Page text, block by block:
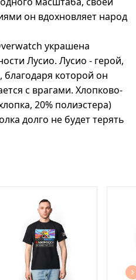
он вдохновляет народ
украшена
Лусио. Лусио - герой,
которой он
с врагами. Хлопково-
20% полиэстера)
долго не будет терять